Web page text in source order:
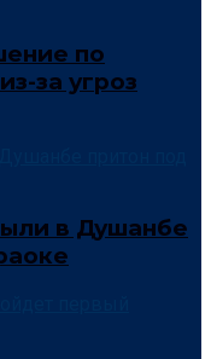
по
за угроз
в Душанбе